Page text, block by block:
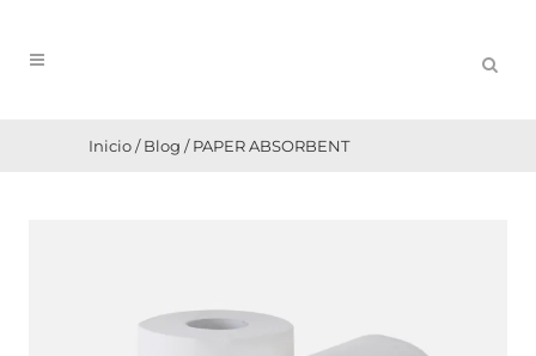
Inicio/Blog /PAPER ABSORBENT